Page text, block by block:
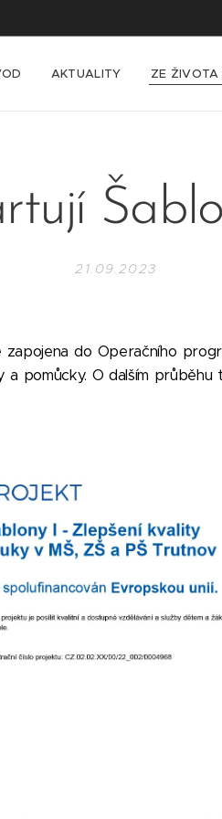
AKTUALITY ZE ŽIVOTA
21.09.2023
do Operačního
pomůcky. O dalším